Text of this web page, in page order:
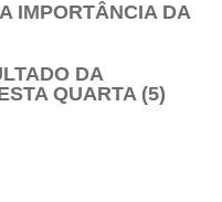
IMPORTÂNCIA DA
DA
QUARTA (5)